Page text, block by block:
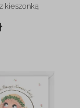
kieszonką